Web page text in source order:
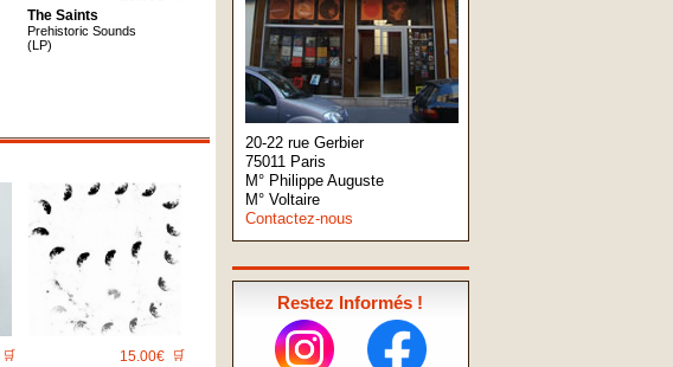
20-22 rue Gerbier
75011 Paris
M° Philippe Auguste
M° Voltaire
Contactez-nous
Restez Informés !
The Saints
Prehistoric Sounds
(LP)
🛒 15.00€ 🛒